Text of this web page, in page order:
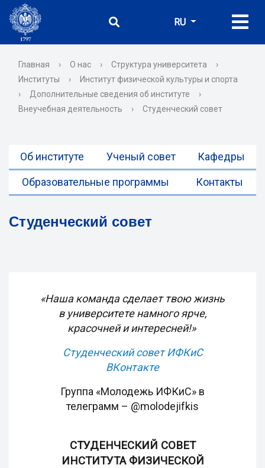
RU
Главная › О нас › Структура университета
›
Институты
›
Институт физической культуры и спорта
›
Дополнительные сведения об институте
›
Внеучебная деятельность
› Студенческий совет
Об институте Ученый совет Кафедры
Образовательные программы Контакты
Студенческий совет
«Наша команда сделает твою жизнь
в университете намного ярче,
красочней и интересней!»
Студенческий совет ИФКиС
ВКонтакте
Группа «Молодежь ИФКиС» в
телеграмм – @molodejifkis
СТУДЕНЧЕСКИЙ СОВЕТ
ИНСТИТУТА ФИЗИЧЕСКОЙ